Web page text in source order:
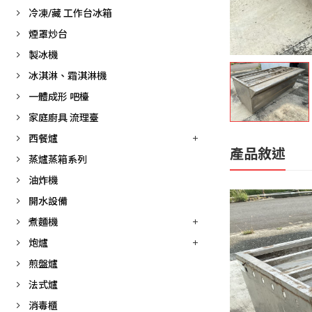
冷凍/藏 工作台冰箱
煙罩炒台
製冰機
冰淇淋、霜淇淋機
一體成形 吧檯
家庭廚具 流理臺
西餐爐
蒸爐蒸箱系列
油炸機
開水設備
煮麵機
炮爐
煎盤爐
法式爐
消毒櫃
產品敘述